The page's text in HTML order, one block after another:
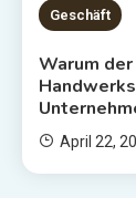
Geschäft
Warum
April 22,